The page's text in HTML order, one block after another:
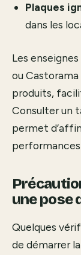
Plaques
dans les
Les
ou
produits,
Consulter un
permet
une pose
Quelques
de démarrer